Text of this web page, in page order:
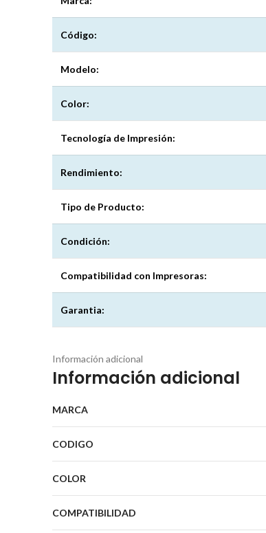
Código:
Modelo:
Color:
Tecnología de Impresión:
Rendimiento:
Tipo de Producto:
Condición:
Compatibilidad con Impresoras:
Garantia:
Información adicional
Información adicional
MARCA
CODIGO
COLOR
COMPATIBILIDAD